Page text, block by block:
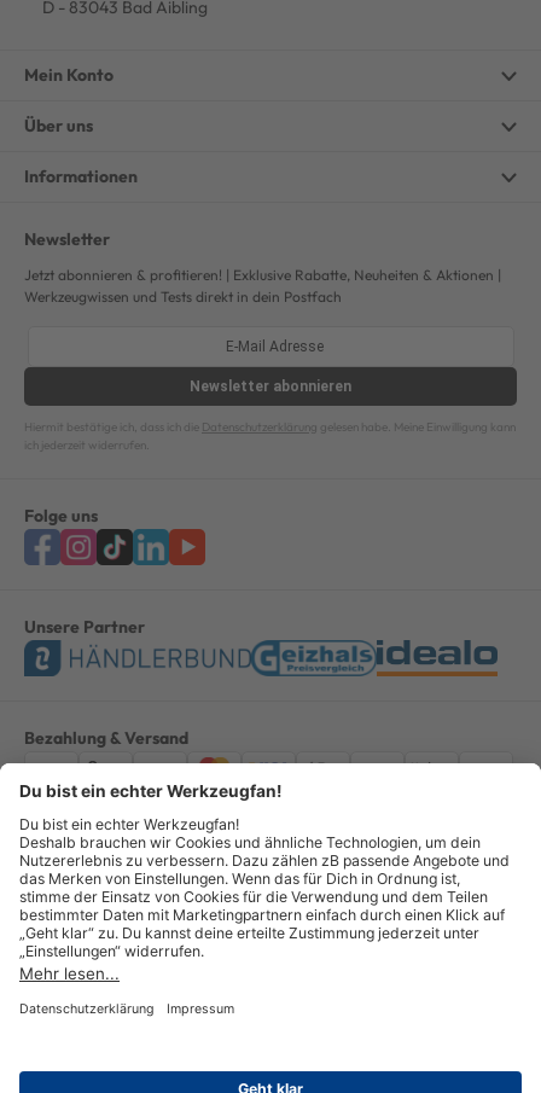
D - 83043 Bad Aibling
Mein Konto
Über uns
Informationen
Newsletter
Jetzt abonnieren & profitieren! | Exklusive Rabatte, Neuheiten & Aktionen |
Werkzeugwissen und Tests direkt in dein Postfach
Newsletter abonnieren
Hiermit bestätige ich, dass ich die Datenschutzerklärung gelesen habe. Meine Einwilligung kann
ich jederzeit widerrufen.
Folge uns
Unsere Partner
Bezahlung & Versand
ImpressumAGBDatenschutzWiderruf Vertrag widerrufen
Alle Preise verstehen sich inkl. ges. MwSt. *Kostenloser Versand innerhalb
Deutschlands, bei Bestellungen ab 100,00 Euro.
© Copyright 2026 GOTOOLS GmbH - Alle Rechte vorbehalten. powered by
createyourtemplate